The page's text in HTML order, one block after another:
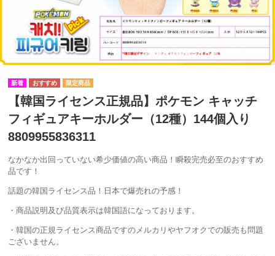
【韓国ライセンス正規品】ポケモン キャッチ
フィギュアキーホルダー（12種）144個入り
8809955836311
なかなか出回っていない希少価値の高い商品！瞬殺完売必至のおすすめ
品です！
話題の韓国ライセンス品！日本で爆売れの予感！
・商品説明及び品質表示は韓国語になっております。
・韓国の正規ライセンス商品ですのメルカリやヤフオクでの販売も問題
ございません。